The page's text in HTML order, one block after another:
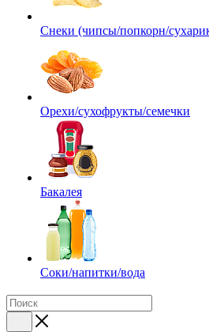
Снеки (чипсы/попкорн/
Орехи/сухофрукты/семечки
Бакалея
Соки/напитки/вода